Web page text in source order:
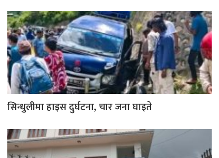
सिन्धुलीमा हाइस दुर्घटना, चार जना घाइते